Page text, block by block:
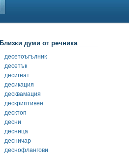
Близки думи от речника
десетоъгълник
десетък
десигнат
десикация
десквамация
дескриптивен
десктоп
десни
десница
десничар
деснофлангови